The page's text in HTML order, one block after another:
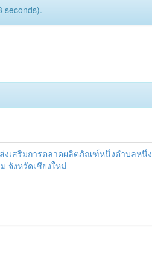
seconds).
งเสริมการตลาดผลิตภัณฑ์หนึ่งตำบลหนึ่ง
จังหวัดเชียงใหม่